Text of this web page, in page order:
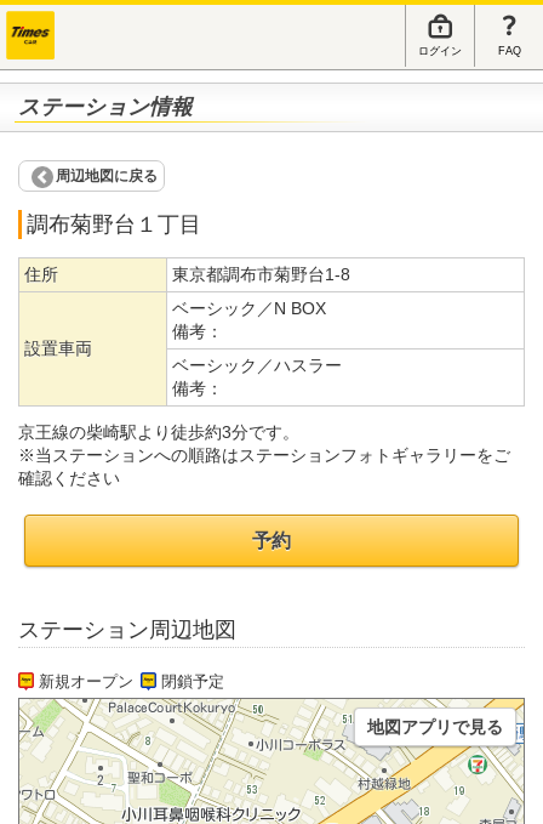
ログイン FAQ
ステーション情報
周辺地図に戻る
調布菊野台１丁目
住所 東京都調布市菊野台1-8
設置車両
ベーシック／N BOX
備考：
ベーシック／ハスラー
備考：
京王線の柴崎駅より徒歩約3分です。
※当ステーションへの順路はステーションフォトギャラリーをご
確認ください
予約
ステーション周辺地図
新規オープン 閉鎖予定
地図アプリで見る